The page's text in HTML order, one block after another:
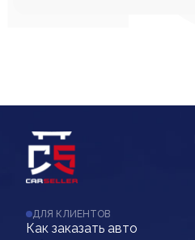
ДЛЯ КЛИЕНТОВ
Как заказать авто